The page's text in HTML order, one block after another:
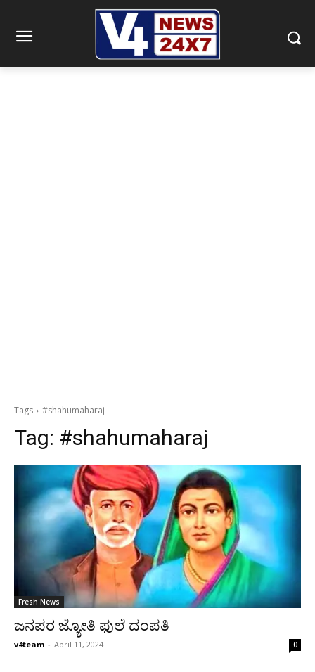
Tags #shahumaharaj
Tag: #shahumaharaj
Fresh News
ಜನಪರ ಜ್ಯೋತಿ ಫುಲೆ ದಂಪತಿ
v4team - April 11, 2024 0